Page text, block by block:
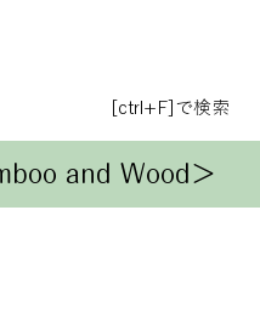
[ctrl+F]で検索
and Wood＞